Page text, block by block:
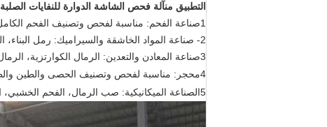
التطبيق منآلة فحص الشاشة الدوارة للنفايات الصلبة
1صناعة الفحم: مناسبة لفحص وتصنيف الفحم الكامل ، وغبار الفحم ، وغسل الفحم ، الخ
2- صناعة المواد الخاشقة والسيراميك: رمل البناء، الميكا، الألومينا، الرمال السيليكية، المواد الخاشقة، المواد الحارقة.
3صناعة المعادن والتعدين: الرمال الكوارتزية، الرمال، الخام، أكسيد التيتانيوم، أكسيد الزنك، الخ
4محجر: مناسبة لفحص وتصنيف الحصى والطين والطحالب الجبلية والرمال، الخ.
5الصناعة الميكانيكية: صب الرمال، الفحم الخشبي، الكتيبات، المعادن المسحوقة، المواد الكهرومغناطيسية والمعادن المسحوقة، الخ.